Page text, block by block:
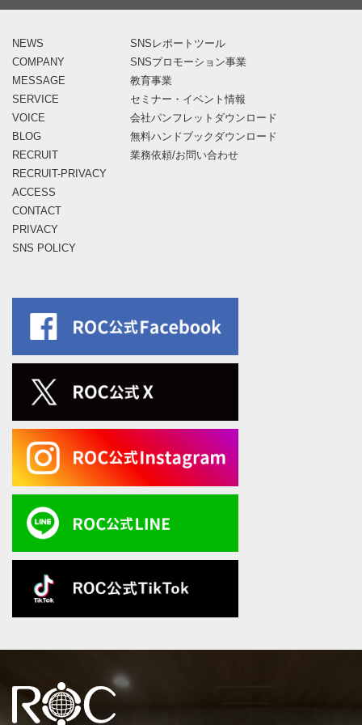
NEWS
COMPANY
MESSAGE
SERVICE
VOICE
BLOG
RECRUIT
RECRUIT-PRIVACY
ACCESS
CONTACT
PRIVACY
SNS POLICY
SNSレポートツール
SNSプロモーション事業
教育事業
セミナー・イベント情報
会社パンフレットダウンロード
無料ハンドブックダウンロード
業務依頼/お問い合わせ